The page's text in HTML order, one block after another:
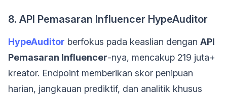
8. API Pemasaran Influencer HypeAuditor
HypeAuditor berfokus pada keaslian dengan API
Pemasaran Influencer-nya, mencakup 219 juta+
kreator. Endpoint memberikan skor penipuan
harian, jangkauan prediktif, dan analitik khusus